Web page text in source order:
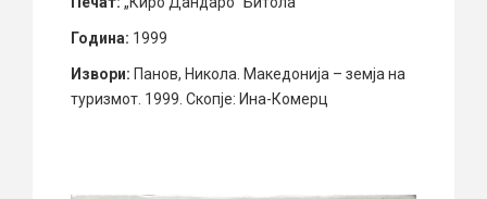
Година: 1999
Извори: Панов, Никола. Македонија – земја на
туризмот. 1999. Скопје: Ина-Комерц